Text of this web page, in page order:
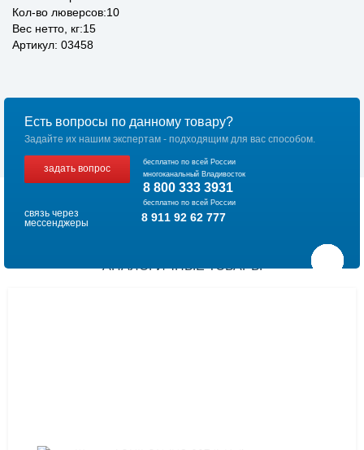
Кол-во люверсов:10
Вес нетто, кг:15
Артикул: 03458
Есть вопросы по данному товару?
Задайте их нашим экспертам - подходящим для вас способом.
задать вопрос
бесплатно по всей России
многоканальный Владивосток
8 800 333 3931
бесплатно по всей России
связь через
мессенджеры
8 911 92 62 777
АНАЛОГИЧНЫЕ ТОВАРЫ